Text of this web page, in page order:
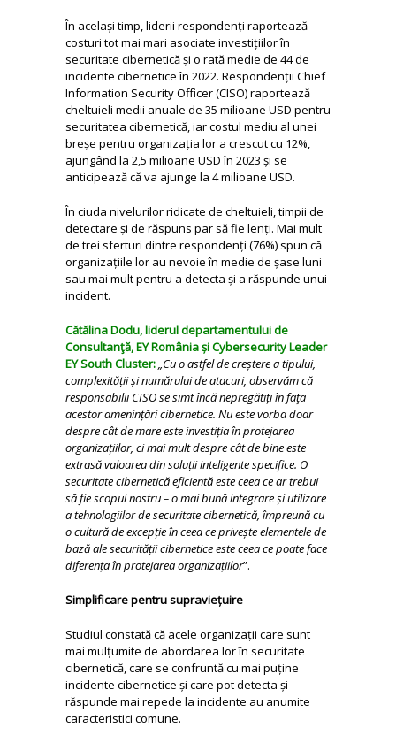
În același timp, liderii respondenți raportează
costuri tot mai mari asociate investițiilor în
securitate cibernetică și o rată medie de 44 de
incidente cibernetice în 2022. Respondenții Chief
Information Security Officer (CISO) raportează
cheltuieli medii anuale de 35 milioane USD pentru
securitatea cibernetică, iar costul mediu al unei
breșe pentru organizația lor a crescut cu 12%,
ajungând la 2,5 milioane USD în 2023 și se
anticipează că va ajunge la 4 milioane USD.
În ciuda nivelurilor ridicate de cheltuieli, timpii de
detectare și de răspuns par să fie lenți. Mai mult
de trei sferturi dintre respondenți (76%) spun că
organizațiile lor au nevoie în medie de șase luni
sau mai mult pentru a detecta și a răspunde unui
incident.
Cătălina Dodu, liderul departamentului de
Consultanţă, EY România și Cybersecurity Leader
EY South Cluster:„Cu o astfel de creștere a tipului,
complexității și numărului de atacuri, observăm că
responsabilii CISO se simt încă nepregătiți în faţa
acestor amenințări cibernetice. Nu este vorba doar
despre cât de mare este investiția în protejarea
organizațiilor, ci mai mult despre cât de bine este
extrasă valoarea din soluții inteligente specifice. O
securitate cibernetică eficientă este ceea ce ar trebui
să fie scopul nostru – o mai bună integrare și utilizare
a tehnologiilor de securitate cibernetică, împreună cu
o cultură de excepție în ceea ce privește elementele de
bază ale securității cibernetice este ceea ce poate face
diferența în protejarea organizațiilor”.
Simplificare pentru supraviețuire
Studiul constată că acele organizații care sunt
mai mulțumite de abordarea lor în securitate
cibernetică, care se confruntă cu mai puține
incidente cibernetice și care pot detecta și
răspunde mai repede la incidente au anumite
caracteristici comune.